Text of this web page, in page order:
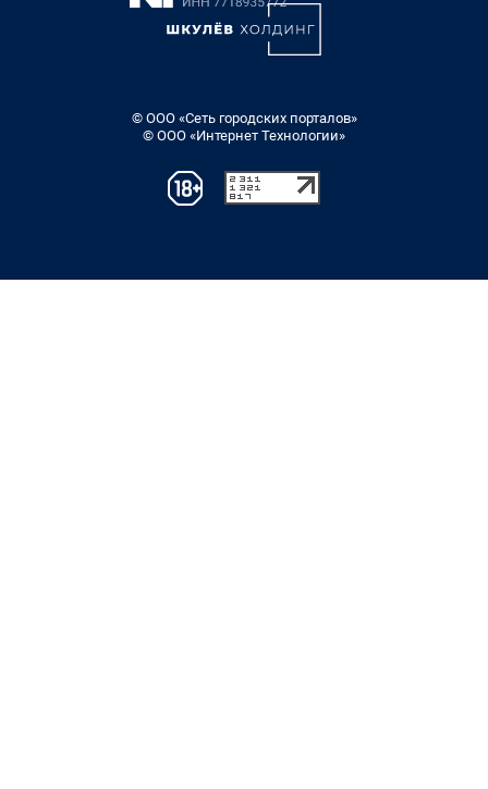
© ООО «Сеть городских порталов»
© ООО «Интернет Технологии»